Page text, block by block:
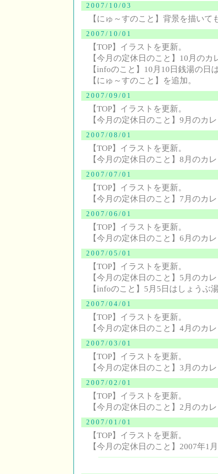
2007/10/03
【にゅ～すのこと】背景を描いて
2007/10/01
【TOP】イラストを更新。
【今月の定休日のこと】10月のカ
【infoのこと】10月10日銭湯の日
【にゅ～すのこと】を追加。
2007/09/01
【TOP】イラストを更新。
【今月の定休日のこと】9月のカ
2007/08/01
【TOP】イラストを更新。
【今月の定休日のこと】8月のカ
2007/07/01
【TOP】イラストを更新。
【今月の定休日のこと】7月のカ
2007/06/01
【TOP】イラストを更新。
【今月の定休日のこと】6月のカ
2007/05/01
【TOP】イラストを更新。
【今月の定休日のこと】5月のカ
【infoのこと】5月5日はしょうぶ
2007/04/01
【TOP】イラストを更新。
【今月の定休日のこと】4月のカ
2007/03/01
【TOP】イラストを更新。
【今月の定休日のこと】3月のカ
2007/02/01
【TOP】イラストを更新。
【今月の定休日のこと】2月のカ
2007/01/01
【TOP】イラストを更新。
【今月の定休日のこと】2007年1